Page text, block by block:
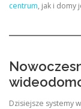
centrum, jak i domy
Dzisiejsze systemy